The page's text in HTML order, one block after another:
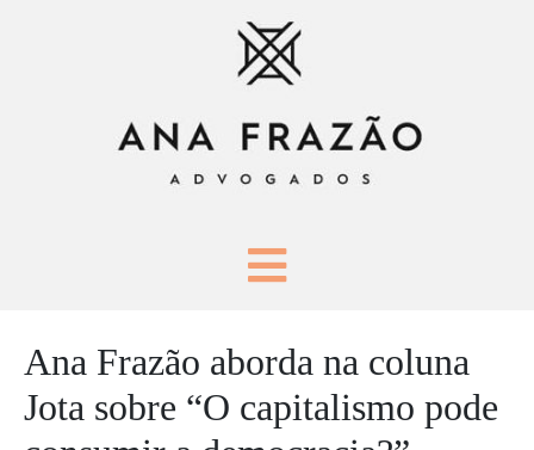
Ana Frazão aborda na coluna
Jota sobre “O capitalismo pode